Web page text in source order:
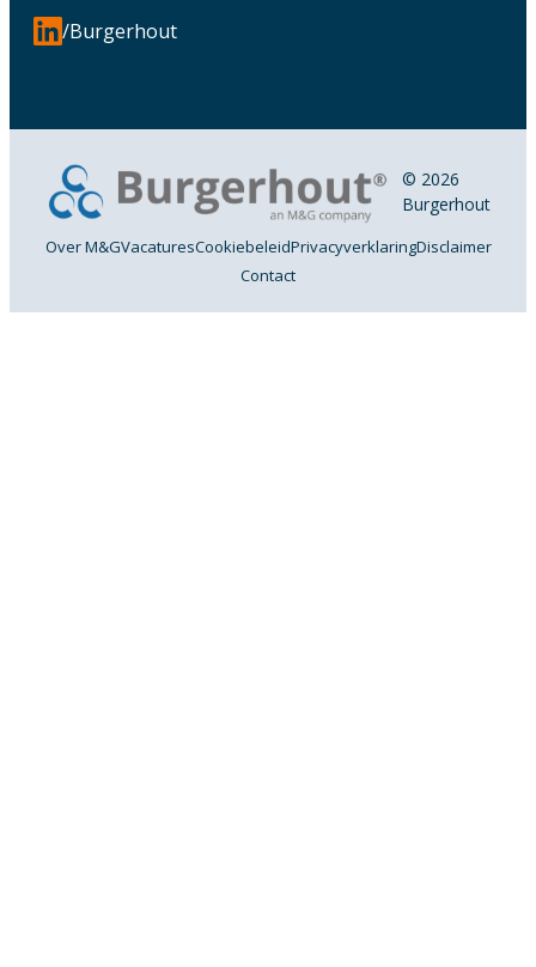
/Burgerhout
© 2026
Burgerhout
Over M&GVacaturesCookiebeleidPrivacyverklaringDisclaimer
Contact